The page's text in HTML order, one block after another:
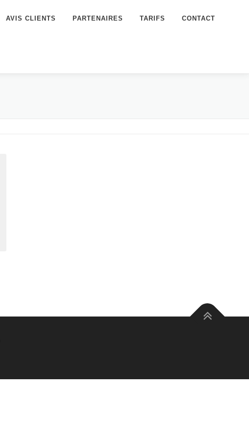
AVIS CLIENTS PARTENAIRES TARIFS CONTACT